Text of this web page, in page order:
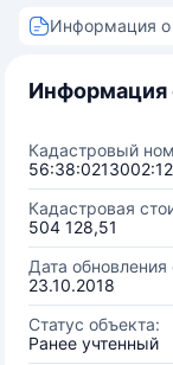
Информация
Информация
Кадастровый
Кадастровая
504 128,51
Дата обновления
23.10.2018
Статус объекта:
Ранее учтенный